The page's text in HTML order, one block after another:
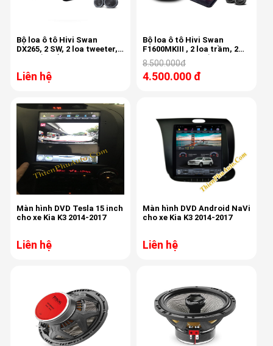
Bộ loa ô tô Hivi Swan
DX265, 2 SW, 2 loa tweeter, 2
Liên hệ
Bộ loa ô tô Hivi Swan
F1600MKIII , 2 loa trầm, 2
loa treb, 2 phân tần cao
cấp
8.500.000đ
4.500.000 đ
Màn hình DVD Tesla 15 inch
cho xe Kia K3 2014-2017
Liên hệ
Màn hình DVD Android NaVi
cho xe Kia K3 2014-2017
Liên hệ